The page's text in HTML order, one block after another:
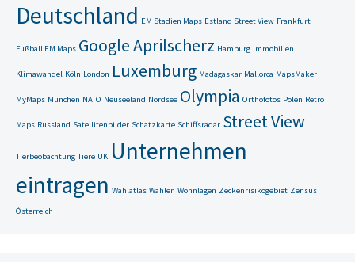
Deutschland EM Stadien Maps Estland Street View Frankfurt
Fußball EM Maps Google Aprilscherz Hamburg Immobilien
Klimawandel Köln London Luxemburg Madagaskar Mallorca MapsMaker
MyMaps München NATO Neuseeland Nordsee Olympia Orthofotos Polen Retro
Maps Russland Satellitenbilder Schatzkarte Schiffsradar Street View
Tierbeobachtung Tiere UK Unternehmen
eintragen Wahlatlas Wahlen Wohnlagen Zeckenrisikogebiet Zensus
Österreich